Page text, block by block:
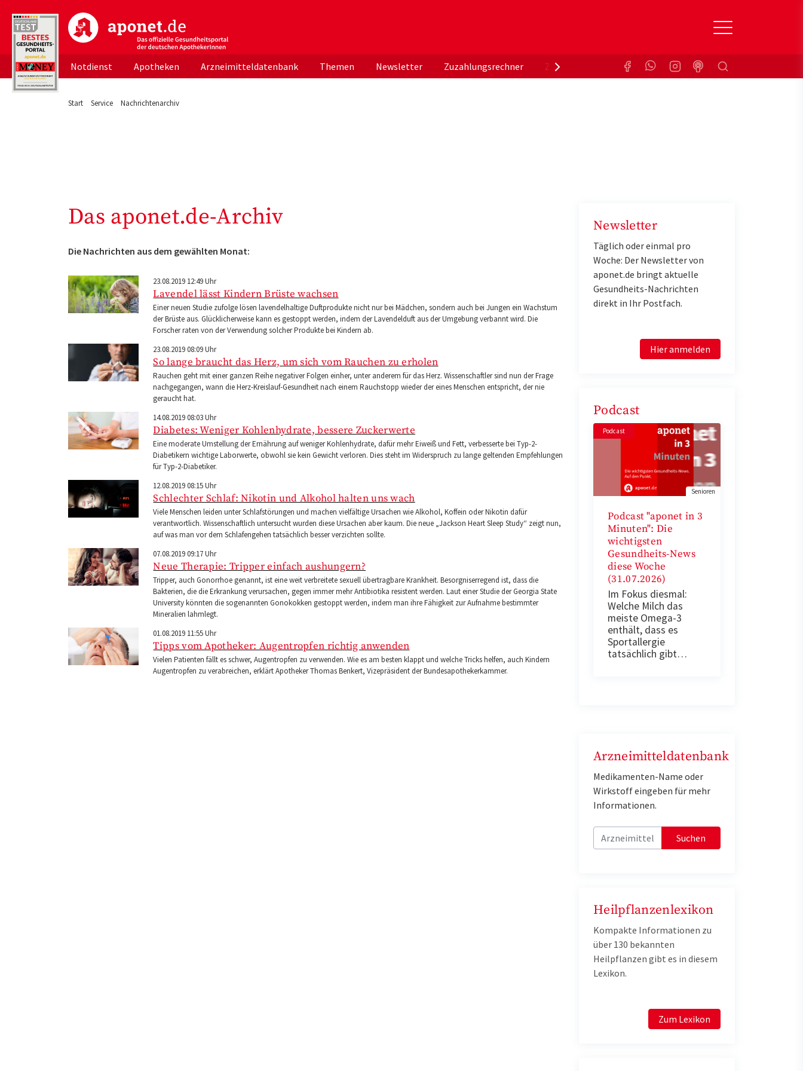
aponet.de - Das offizielle Gesundheitsportal der deutschen ApothekerInnen
Notdienst Apotheken Arzneimitteldatenbank Themen Newsletter Zuzahlungsrechner Zuzahlungsbefreiung KrankenkasseSuchen
Start Service Nachrichtenarchiv
Das aponet.de-Archiv
Die Nachrichten aus dem gewählten Monat:
23.08.2019 12:49 Uhr
Lavendel lässt Kindern Brüste wachsen
Einer neuen Studie zufolge lösen lavendelhaltige Duftprodukte nicht nur bei Mädchen, sondern auch bei Jungen ein Wachstum
der Brüste aus. Glücklicherweise kann es gestoppt werden, indem der Lavendelduft aus der Umgebung verbannt wird. Die
Forscher raten von der Verwendung solcher Produkte bei Kindern ab.
23.08.2019 08:09 Uhr
So lange braucht das Herz, um sich vom Rauchen zu erholen
Rauchen geht mit einer ganzen Reihe negativer Folgen einher, unter anderem für das Herz. Wissenschaftler sind nun der Frage
nachgegangen, wann die Herz-Kreislauf-Gesundheit nach einem Rauchstopp wieder der eines Menschen entspricht, der nie
geraucht hat.
14.08.2019 08:03 Uhr
Diabetes: Weniger Kohlenhydrate, bessere Zuckerwerte
Eine moderate Umstellung der Ernährung auf weniger Kohlenhydrate, dafür mehr Eiweiß und Fett, verbesserte bei Typ-2-
Diabetikern wichtige Laborwerte, obwohl sie kein Gewicht verloren. Dies steht im Widerspruch zu lange geltenden Empfehlungen
für Typ-2-Diabetiker.
12.08.2019 08:15 Uhr
Schlechter Schlaf: Nikotin und Alkohol halten uns wach
Viele Menschen leiden unter Schlafstörungen und machen vielfältige Ursachen wie Alkohol, Koffein oder Nikotin dafür
verantwortlich. Wissenschaftlich untersucht wurden diese Ursachen aber kaum. Die neue „Jackson Heart Sleep Study“ zeigt nun,
auf was man vor dem Schlafengehen tatsächlich besser verzichten sollte.
07.08.2019 09:17 Uhr
Neue Therapie: Tripper einfach aushungern?
Tripper, auch Gonorrhoe genannt, ist eine weit verbreitete sexuell übertragbare Krankheit. Besorgniserregend ist, dass die
Bakterien, die die Erkrankung verursachen, gegen immer mehr Antibiotika resistent werden. Laut einer Studie der Georgia State
University könnten die sogenannten Gonokokken gestoppt werden, indem man ihre Fähigkeit zur Aufnahme bestimmter
Mineralien lahmlegt.
01.08.2019 11:55 Uhr
Tipps vom Apotheker: Augentropfen richtig anwenden
Vielen Patienten fällt es schwer, Augentropfen zu verwenden. Wie es am besten klappt und welche Tricks helfen, auch Kindern
Augentropfen zu verabreichen, erklärt Apotheker Thomas Benkert, Vizepräsident der Bundesapothekerkammer.
Newsletter
Täglich oder einmal pro
Woche: Der Newsletter von
aponet.de bringt aktuelle
Gesundheits-Nachrichten
direkt in Ihr Postfach.
Hier anmelden
Podcast
Podcast
Senioren
Podcast "aponet in 3
Minuten": Die
wichtigsten
Gesundheits-News
diese Woche
(31.07.2026)
Im Fokus diesmal:
Welche Milch das
meiste Omega-3
enthält, dass es
Sportallergie
tatsächlich gibt…
Arzneimitteldatenbank
Medikamenten-Name oder
Wirkstoff eingeben für mehr
Informationen.
Suchen
Heilpflanzenlexikon
Kompakte Informationen zu
über 130 bekannten
Heilpflanzen gibt es in diesem
Lexikon.
Zum Lexikon